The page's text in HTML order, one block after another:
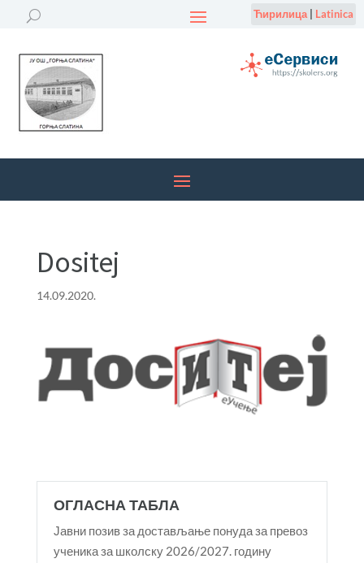
Ћирилица| Latinica
Dositej
14.09.2020.
ОГЛАСНА ТАБЛА
Јавни позив за достављање понуда за превоз
ученика за школску 2026/2027. годину